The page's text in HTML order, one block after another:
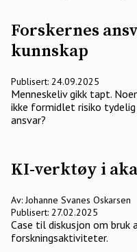
Forskernes
kunnskap
Publisert: 24.09.2025
Menneskeliv gikk tapt.
ikke formidlet risiko
ansvar?
KI-verktøy i
Av: Johanne Svanes Oskarsen
Publisert: 27.02.2025
Case til diskusjon om bruk
forskningsaktiviteter.